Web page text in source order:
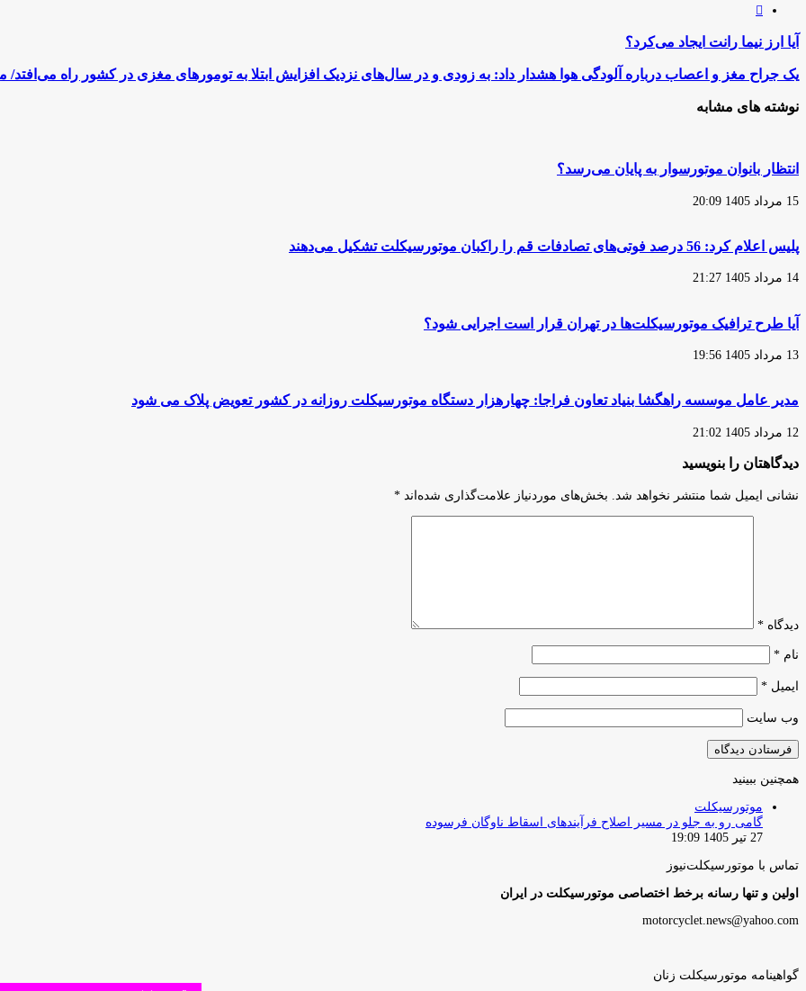
آیا
نیما
رانت
ایجاد
می‌کرد؟
آیا ارز نیما رانت ایجاد می‌کرد؟
یک
مغز
آلودگی
هوا
هشدار
زودی
و
در
سال‌های
افزایش
ابتلا
به
تومورهای
کشور
راه
می‌افتد/
مونتاژکنندگان
موتورسیکلت‌
کنند
یک جراح مغز و اعصاب درباره آلودگی هوا هشدار داد: به زودی و در سال‌های نزدیک افزایش ابتلا به تومورهای مغزی در کشور راه می‌افتد/
نوشته های مشابه
انتظار بانوان موتورسوار به پایان می‌رسد؟
15 مرداد 1405 20:09
پلیس اعلام کرد: 56 درصد فوتی‌های تصادفات قم را راکبان موتورسیکلت تشکیل می‌دهند
14 مرداد 1405 21:27
آیا طرح ترافیک موتورسیکلت‌ها در تهران قرار است اجرایی شود؟
13 مرداد 1405 19:56
مدیر عامل موسسه راهگشا بنیاد تعاون فراجا: چهارهزار دستگاه موتورسیکلت روزانه در کشور تعویض پلاک می شود
12 مرداد 1405 21:02
دیدگاهتان را بنویسید
نشانی ایمیل شما منتشر نخواهد شد. بخش‌های موردنیاز علامت‌گذاری شده‌اند *
دیدگاه *
نام *
ایمیل *
وب‌ سایت
همچنین ببینید
موتورسیکلت
گامی رو به جلو در مسیر اصلاح فرآیندهای اسقاط ناوگان فرسوده
27 تیر 1405 19:09
تماس با موتورسیکلت‌نیوز
اولین و تنها رسانه برخط اختصاصی موتورسیکلت در ایران
motorcyclet.news@yahoo.com
گواهینامه موتورسیکلت زنان